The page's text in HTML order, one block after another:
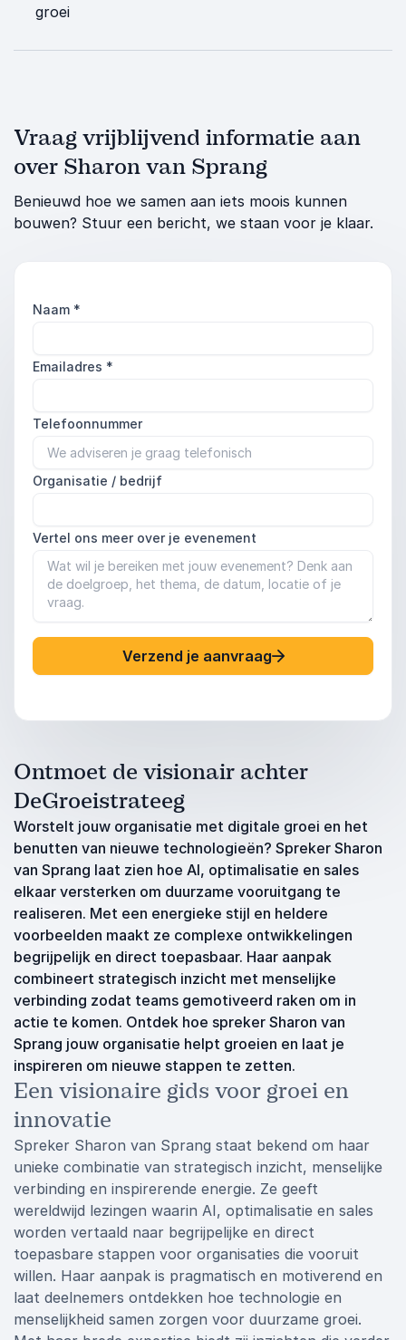
groei
Vraag vrijblijvend informatie aan
over Sharon van Sprang
Benieuwd hoe we samen aan iets moois kunnen
bouwen? Stuur een bericht, we staan voor je klaar.
Naam *
Emailadres *
Telefoonnummer
Organisatie / bedrijf
Vertel ons meer over je evenement
Verzend je aanvraag
Ontmoet de visionair achter
DeGroeistrateeg
Worstelt jouw organisatie met digitale groei en het
benutten van nieuwe technologieën? Spreker Sharon
van Sprang laat zien hoe AI, optimalisatie en sales
elkaar versterken om duurzame vooruitgang te
realiseren. Met een energieke stijl en heldere
voorbeelden maakt ze complexe ontwikkelingen
begrijpelijk en direct toepasbaar. Haar aanpak
combineert strategisch inzicht met menselijke
verbinding zodat teams gemotiveerd raken om in
actie te komen. Ontdek hoe spreker Sharon van
Sprang jouw organisatie helpt groeien en laat je
inspireren om nieuwe stappen te zetten.
Een visionaire gids voor groei en
innovatie
Spreker Sharon van Sprang staat bekend om haar
unieke combinatie van strategisch inzicht, menselijke
verbinding en inspirerende energie. Ze geeft
wereldwijd lezingen waarin AI, optimalisatie en sales
worden vertaald naar begrijpelijke en direct
toepasbare stappen voor organisaties die vooruit
willen. Haar aanpak is pragmatisch en motiverend en
laat deelnemers ontdekken hoe technologie en
menselijkheid samen zorgen voor duurzame groei.